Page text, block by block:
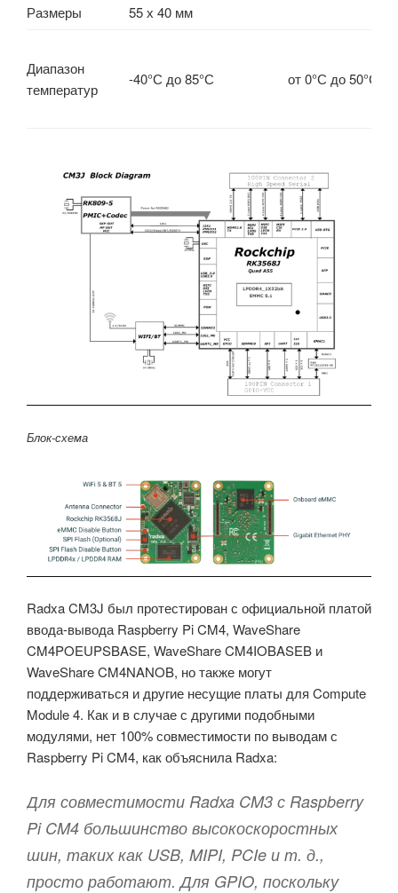
Размеры 55 х 40 мм
Диапазон
температур
-40°С до 85°С от 0°С до 50°С
Блок-схема
Radxa CM3J был протестирован с официальной платой
ввода-вывода Raspberry Pi CM4, WaveShare
CM4POEUPSBASE, WaveShare CM4IOBASEB и
WaveShare CM4NANOB, но также могут
поддерживаться и другие несущие платы для Compute
Module 4. Как и в случае с другими подобными
модулями, нет 100% совместимости по выводам с
Raspberry Pi CM4, как объяснила Radxa:
Для совместимости Radxa CM3 с Raspberry
Pi CM4 большинство высокоскоростных
шин, таких как USB, MIPI, PCIe и т. д.,
просто работают. Для GPIO, поскольку